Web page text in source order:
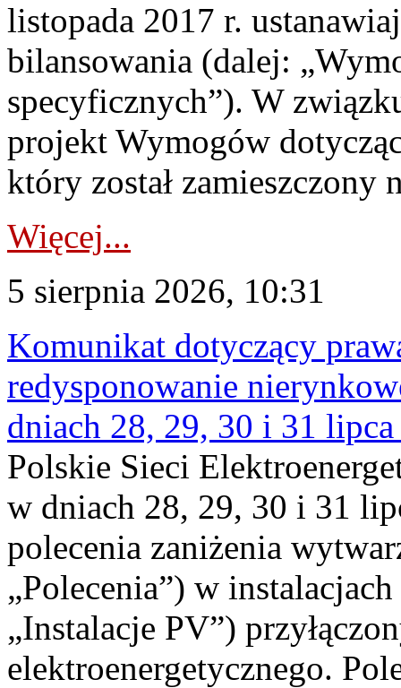
listopada 2017 r.
bilansowania (dalej:
specyficznych”). W
projekt Wymogów
który został zamieszczony
Więcej...
5 sierpnia 2026, 10:31
Komunikat dotyczący
redysponowanie
dniach 28, 29, 30 i 31
Polskie Sieci
w dniach 28, 29, 30 i 31
polecenia zaniżenia
„Polecenia”) w
„Instalacje PV”)
elektroenergetycznego.